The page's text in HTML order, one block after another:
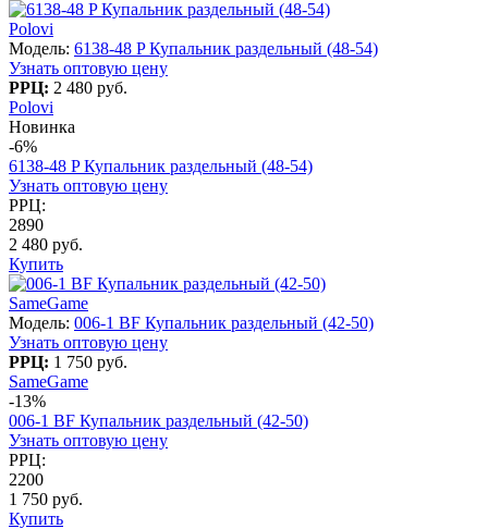
Polovi
Модель: 6138-48 P Купальник раздельный (48-54)
Узнать оптовую цену
РРЦ: 2 480 руб.
Polovi
Новинка
-6%
6138-48 P Купальник раздельный (48-54)
Узнать оптовую цену
РРЦ:
2890
2 480 руб.
Купить
SameGame
Модель: 006-1 BF Купальник раздельный (42-50)
Узнать оптовую цену
РРЦ: 1 750 руб.
SameGame
-13%
006-1 BF Купальник раздельный (42-50)
Узнать оптовую цену
РРЦ:
2200
1 750 руб.
Купить